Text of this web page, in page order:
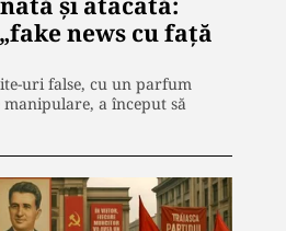
news cu față
uri false, cu un parfum
manipulare, a început să